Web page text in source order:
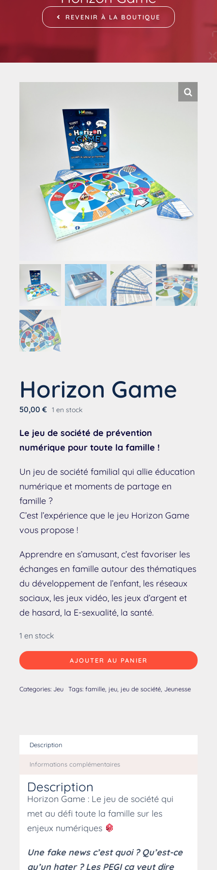
REVENIR À LA BOUTIQUE
Horizon Game
50,00 € 1 en stock
Le jeu de société de prévention
numérique pour toute la famille !
Un jeu de société familial qui allie éducation
numérique et moments de partage en
famille ?
C’est l’expérience que le jeu Horizon Game
vous propose !
Apprendre en s’amusant, c’est favoriser les
échanges en famille autour des thématiques
du développement de l’enfant, les réseaux
sociaux, les jeux vidéo, les jeux d’argent et
de hasard, la E-sexualité, la santé.
1 en stock
AJOUTER AU PANIER
Categories: Jeu Tags: famille, jeu, jeu de société, Jeunesse
Description
Informations complémentaires
Description
Horizon Game : Le jeu de société qui
met au défi toute la famille sur les
enjeux numériques
Une fake news c’est quoi ? Qu’est-ce
qu’un hater ? Les PEGI ça veut dire